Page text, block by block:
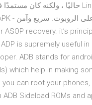
ASOP recovery. it’s
is supremely useful
ADB stands for
which help in making
can root your
Sideload ROMs and